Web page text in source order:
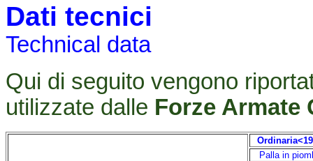
Dati tecnici
Technical data
Qui di seguito vengono
utilizzate dalle Forze Armate
Ordinaria
Palla in